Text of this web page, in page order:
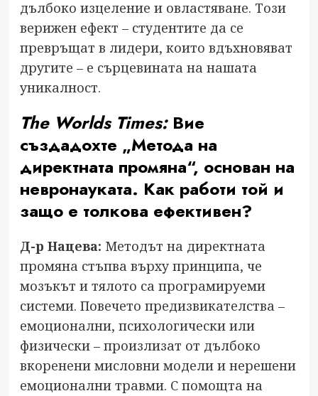
дълбоко изцеление и овластяване. Този
верижен ефект – студентите да се
превръщат в лидери, които вдъхновяват
другите – е сърцевината на нашата
уникалност.
The Worlds Times:Вие
създадохте „Метода на
директната промяна“, основан на
невронауката. Как работи той и
защо е толкова ефективен?
Д-р Нацева: Методът на директната
промяна стъпва върху принципа, че
мозъкът и тялото са програмируеми
системи. Повечето предизвикателства –
емоционални, психологически или
физически – произлизат от дълбоко
вкоренени мисловни модели и нерешени
емоционални травми. С помощта на